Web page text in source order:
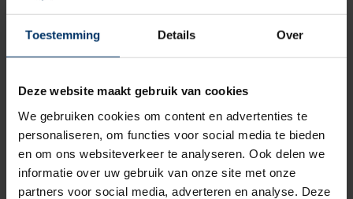
Toestemming Details Over
Deze website maakt gebruik van cookies
We gebruiken cookies om content en advertenties te
personaliseren, om functies voor social media te bieden
en om ons websiteverkeer te analyseren. Ook delen we
informatie over uw gebruik van onze site met onze
partners voor social media, adverteren en analyse. Deze
voor heren werkschoenen. Speciaal ontwikkeld voor Puma
Categorie:Puma werkschoenen
Beoordelingen